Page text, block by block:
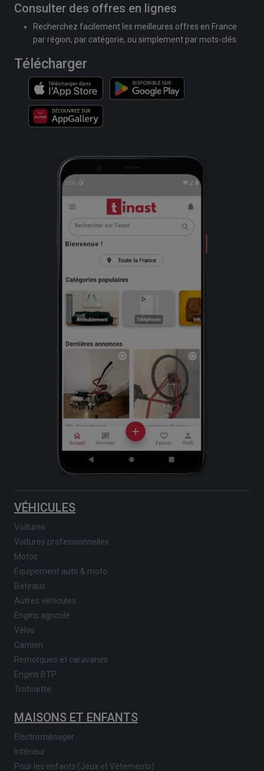
Consulter des offres en lignes
Recherchez facilement les meilleures offres en France
par région, par catégorie, ou simplement par mots-clés.
Télécharger
VÉHICULES
Voitures
Voitures professionnelles
Motos
Equipement auto & moto
Bateaux
Autres véhicules
Engins agricole
Vélos
Camion
Remorques et caravanes
Engins BTP
Trotinette
MAISONS ET ENFANTS
Electroménager
Intérieur
Pour les enfants (Jeux et Vêtements)